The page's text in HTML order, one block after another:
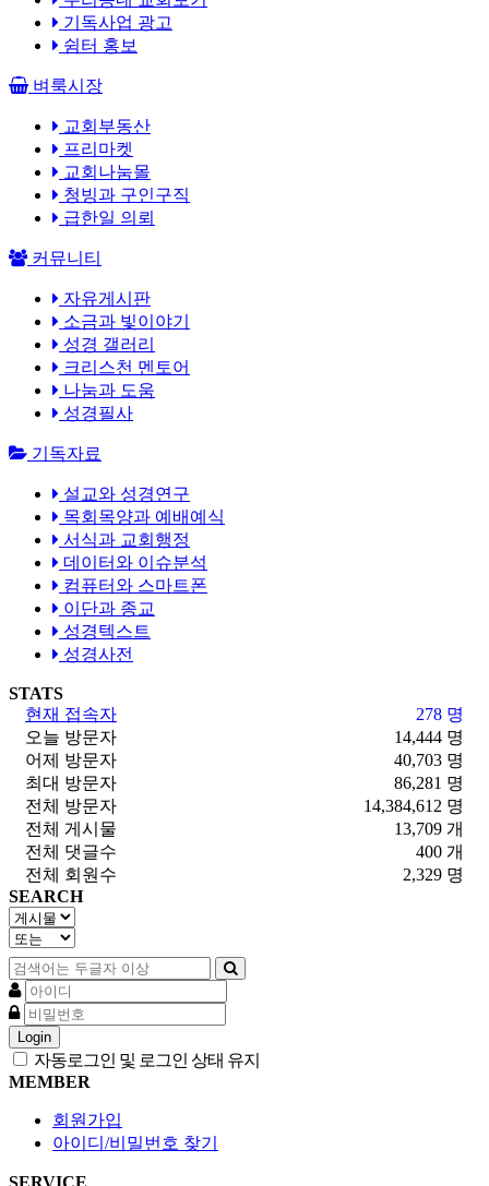
기독사업 광고
쉼터 홍보
벼룩시장
교회부동산
프리마켓
교회나눔몰
청빙과 구인구직
급한일 의뢰
커뮤니티
자유게시판
소금과 빛이야기
성경 갤러리
크리스천 멘토어
나눔과 도움
성경필사
기독자료
설교와 성경연구
목회목양과 예배예식
서식과 교회행정
데이터와 이슈분석
컴퓨터와 스마트폰
이단과 종교
성경텍스트
성경사전
STATS
278 명
현재 접속자
14,444 명
오늘 방문자
40,703 명
어제 방문자
86,281 명
최대 방문자
14,384,612 명
전체 방문자
13,709 개
전체 게시물
400 개
전체 댓글수
2,329 명
전체 회원수
SEARCH
Login
자동로그인 및 로그인 상태 유지
MEMBER
회원가입
아이디/비밀번호 찾기
SERVICE